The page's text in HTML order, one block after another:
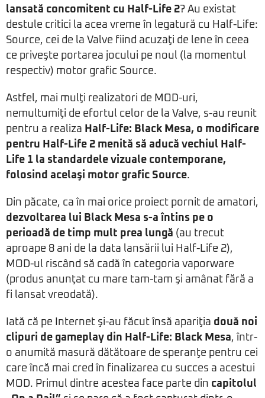
lansată concomitent cu Half-Life 2? Au existat
destule critici la acea vreme în legatură cu Half-Life:
Source, cei de la Valve fiind acuzaţi de lene în ceea
ce priveşte portarea jocului pe noul (la momentul
respectiv) motor grafic Source.
Astfel, mai mulţi realizatori de MOD-uri,
nemultumiţi de efortul celor de la Valve, s-au reunit
pentru a realiza Half-Life: Black Mesa, o modificare
pentru Half-Life 2 menită să aducă vechiul Half-
Life 1 la standardele vizuale contemporane,
folosind acelaşi motor grafic Source.
Din păcate, ca în mai orice proiect pornit de amatori,
dezvoltarea lui Black Mesa s-a întins pe o
perioadă de timp mult prea lungă (au trecut
aproape 8 ani de la data lansării lui Half-Life 2),
MOD-ul riscând să cadă în categoria vaporware
(produs anunţat cu mare tam-tam şi amânat fără a
fi lansat vreodată).
Iată că pe Internet şi-au făcut însă apariţia două noi
clipuri de gameplay din Half-Life: Black Mesa, într-
o anumită masură dătătoare de speranţe pentru cei
care încă mai cred în finalizarea cu succes a acestui
MOD. Primul dintre acestea face parte din capitolul